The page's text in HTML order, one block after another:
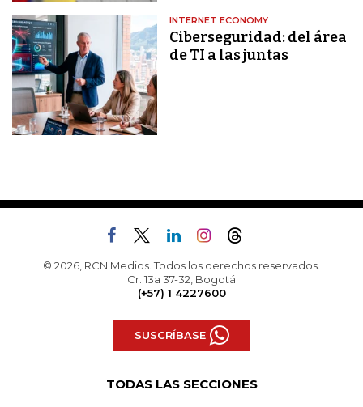
INTERNET ECONOMY
Ciberseguridad: del área
de TI a las juntas
© 2026, RCN Medios. Todos los derechos reservados.
Cr. 13a 37-32, Bogotá
(+57) 1 4227600
SUSCRÍBASE
TODAS LAS SECCIONES